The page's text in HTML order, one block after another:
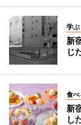
学ぶ
新
じ
食べ
新
し